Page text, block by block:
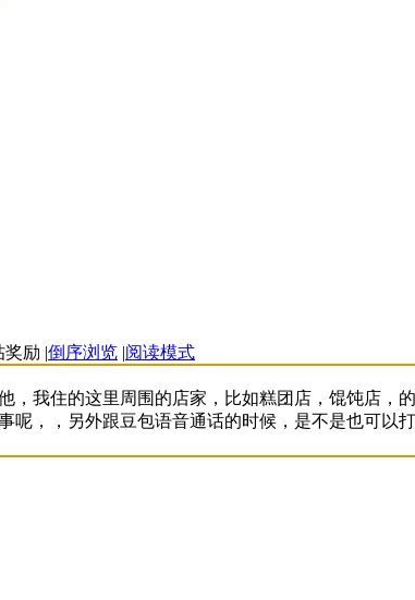
|倒序浏览 |阅读模式
，我住的这里周围的店家，比如糕团店，馄饨店
呢，，另外跟豆包语音通话的时候，是不是也可以